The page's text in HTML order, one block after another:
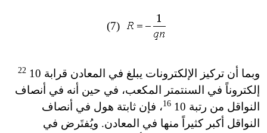
(7)
وبما أن تركيز الإلكترونات يبلغ في المعادن قرابة 10 22
إلكتروناً في السنتمتر المكعب، في حين أنه في أنصاف
النواقل من رتبة 10
16، فإن ثابتة هول في أنصاف
النواقل أكبر كثيراً منها في المعادن. ويُفتَرض في